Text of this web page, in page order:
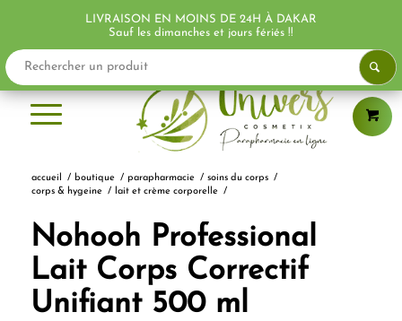
accueil / boutique / parapharmacie / soins du corps /
corps & hygeine
/ lait et crème corporelle /
Nohooh Professional
Lait Corps Correctif
Unifiant 500 ml
LIVRAISON EN MOINS DE 24H À DAKAR
Sauf les dimanches et jours fériés !!